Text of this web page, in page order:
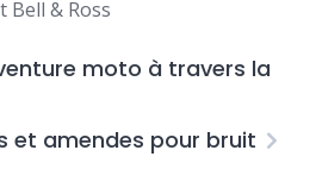
moto à travers la
et amendes pour bruit